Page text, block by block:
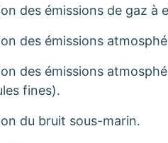
des émissions de gaz à
des émissions
des émissions
fines).
du bruit sous-marin.